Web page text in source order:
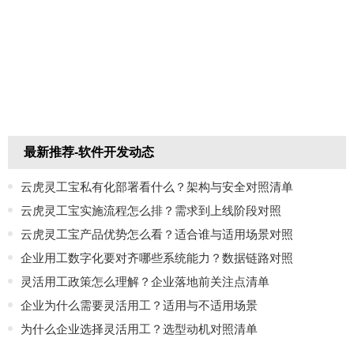
最新推荐-软件开发动态
云虎灵工宝私有化部署看什么？架构与安全对照清单
云虎灵工宝实施流程怎么排？需求到上线阶段对照
云虎灵工宝产品优势怎么看？适合谁与适用场景对照
企业用工数字化要对齐哪些系统能力？数据链路对照
灵活用工政策怎么理解？企业落地前关注点清单
企业为什么需要灵活用工？适用与不适用场景
为什么企业选择灵活用工？选型动机对照清单